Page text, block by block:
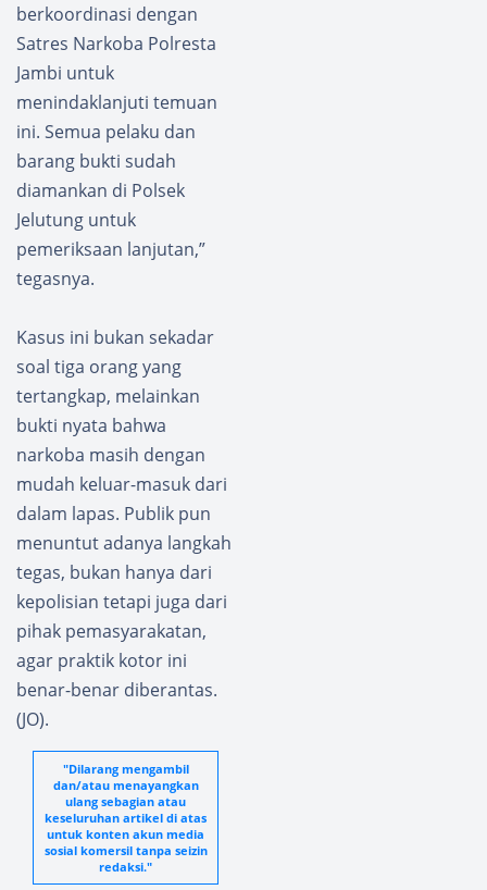
berkoordinasi dengan
Satres Narkoba Polresta
Jambi untuk
menindaklanjuti temuan
ini. Semua pelaku dan
barang bukti sudah
diamankan di Polsek
Jelutung untuk
pemeriksaan lanjutan,”
tegasnya.
Kasus ini bukan sekadar
soal tiga orang yang
tertangkap, melainkan
bukti nyata bahwa
narkoba masih dengan
mudah keluar-masuk dari
dalam lapas. Publik pun
menuntut adanya langkah
tegas, bukan hanya dari
kepolisian tetapi juga dari
pihak pemasyarakatan,
agar praktik kotor ini
benar-benar diberantas.
(JO).
"Dilarang mengambil
dan/atau menayangkan
ulang sebagian atau
keseluruhan artikel di atas
untuk konten akun media
sosial komersil tanpa seizin
redaksi."